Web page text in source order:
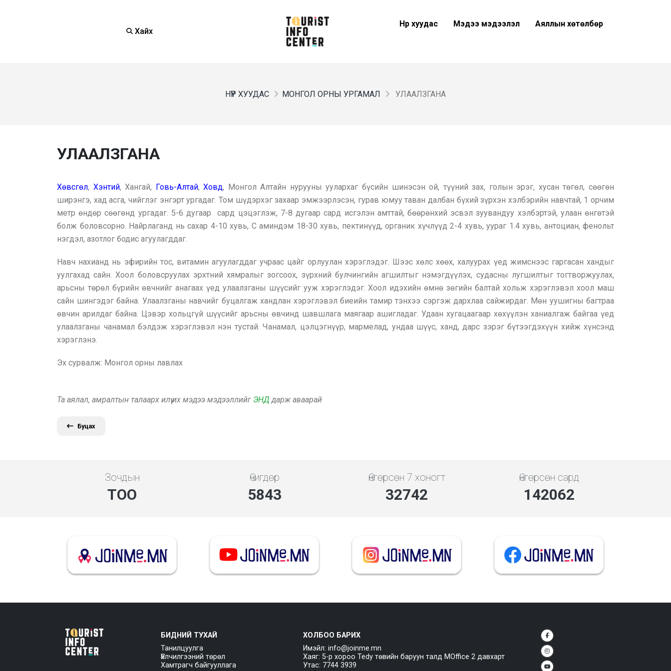
Хайх
Нүүр хуудас Мэдээ мэдээлэл Аяллын хөтөлбөр
НҮҮР ХУУДАС МОНГОЛ ОРНЫ УРГАМАЛ УЛААЛЗГАНА
УЛААЛЗГАНА
Хөвсгөл, Хэнтий, Хангай, Говь-Алтай,Ховд, Монгол Алтайн нурууны уулархаг бүсийн шинэсэн ой, түүний зах, голын эрэг, хусан төгөл, сөөгөн
ширэнгэ, хад асга, чийглэг энгэрт ургадаг. Том шүдэрхэг захаар эмжээрлэсэн, гурав юмуу таван далбан бүхий зүрхэн хэлбэрийн навчтай, 1 орчим
метр өндөр сөөгөнд ургадаг. 5-6 дугаар сард цэцэглэж, 7-8 дугаар сард исгэлэн амттай, бөөрөнхий эсвэл зуувандуу хэлбэртэй, улаан өнгөтэй
болж боловсорно. Найрлаганд нь сахар 4-10 хувь, С аминдэм 18-30 хувь, пектинүүд, органик хүчлүүд 2-4 хувь, уураг 1.4 хувь, антоциан, фенольт
нэгдэл, азотлог бодис агуулагддаг.
Навч нахианд нь эфирийн тос, витамин агуулагддаг учраас цайг орлуулан хэрэглэдэг. Шээс хөлс хөөх, халуурах үед жимснээс гаргасан хандыг
уулгахад сайн. Хоол боловсруулах эрхтний хямралыг зогсоох, зүрхний булчингийн агшилтыг нэмэгдүүлэх, судасны лугшилтыг тогтворжуулах,
арьсны төрөл бүрийн өвчнийг анагаах үед улаалзганы шүүсийг ууж хэрэглэдэг. Хоол идэхийн өмнө зөгийн балтай хольж хэрэглэвэл хоол маш
сайн шингэдэг байна. Улаалзганы навчийг буцалгаж хандлан хэрэглэвэл биеийн тамир тэнхээ сэргэж дархлаа сайжирдаг. Мөн уушигны багтраа
өвчин арилдаг байна. Цэвэр хольцгүй шүүсийг арьсны өвчинд шавшлага маягаар ашигладаг. Удаан хугацаагаар хөхүүлэн ханиалгаж байгаа үед
улаалзганы чанамал бэлдэж хэрэглэвэл нэн тустай. Чанамал, цэлцэгнүүр, мармелад, ундаа шүүс, ханд, дарс зэрэг бүтээгдэхүүн хийж хүнсэнд
хэрэглэнэ.
Эх сурвалж: Монгол орны лавлах
Та аялал, амралтын талаарх илүү их мэдээ мэдээллийг ЭНД дарж аваарай
Буцах
Зочдын
ТОО
Өчигдөр
5843
Өнгөрсөн 7 хоногт
32742
Өнгөрсөн сард
142062
БИДНИЙ ТУХАЙ
Танилцуулга
Үйлчилгээний төрөл
Хамтрагч байгууллага
ХОЛБОО БАРИХ
Имэйл: info@joinme.mn
Хаяг: 5-р хороо Tedy төвийн баруун талд MOffice 2 давхарт
Утас: 7744 3939